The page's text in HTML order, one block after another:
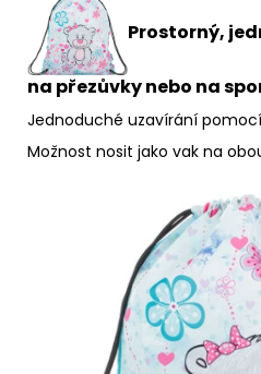
Prostorný,
na přezůvky nebo na
Jednoduché uzavírání
Možnost nosit jako vak na